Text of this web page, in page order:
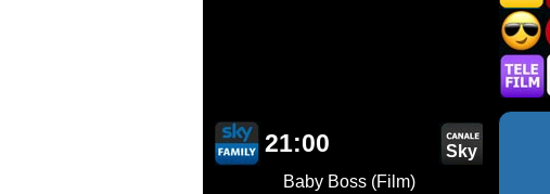
21:00
Sky
Baby Boss (Film)